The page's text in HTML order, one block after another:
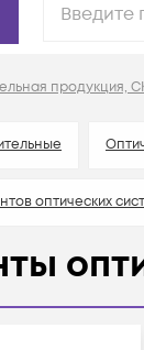
продукция,
оптических